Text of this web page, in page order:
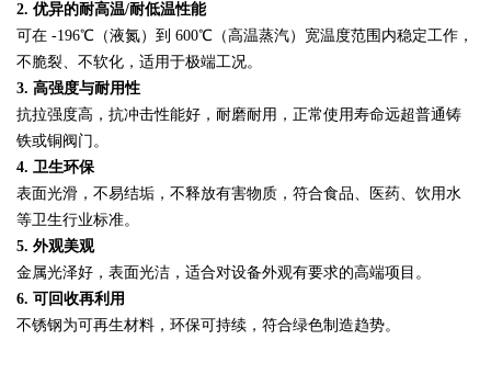
2. 优异的耐高温/耐低温性能
可在 -196℃（液氮）到 600℃（高温蒸汽）宽温度范围内稳定工作，
不脆裂、不软化，适用于极端工况。
3. 高强度与耐用性
抗拉强度高，抗冲击性能好，耐磨耐用，正常使用寿命远超普通铸
铁或铜阀门。
4. 卫生环保
表面光滑，不易结垢，不释放有害物质，符合食品、医药、饮用水
等卫生行业标准。
5. 外观美观
金属光泽好，表面光洁，适合对设备外观有要求的高端项目。
6. 可回收再利用
不锈钢为可再生材料，环保可持续，符合绿色制造趋势。